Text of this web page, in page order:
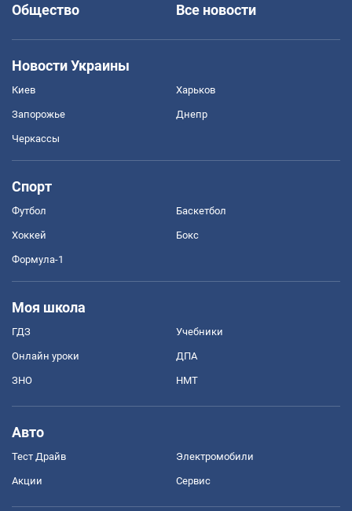
Общество
Все новости
Новости Украины
Киев Харьков
Запорожье Днепр
Черкассы
Спорт
Футбол Баскетбол
Хоккей Бокс
Формула-1
Моя школа
ГДЗ Учебники
Онлайн уроки ДПА
ЗНО НМТ
Авто
Тест Драйв Электромобили
Акции Сервис